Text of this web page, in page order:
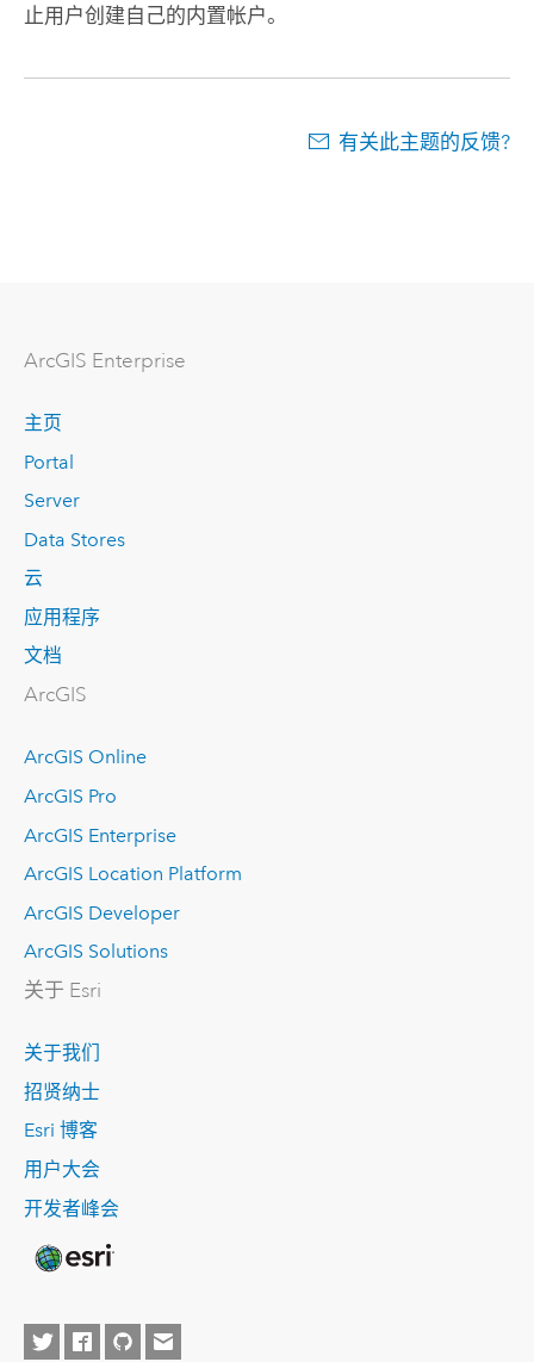
止用户创建自己的内置帐户。
有关此主题的反馈?
ArcGIS Enterprise
主页
Portal
Server
Data Stores
云
应用程序
文档
ArcGIS
ArcGIS Online
ArcGIS Pro
ArcGIS Enterprise
ArcGIS Location Platform
ArcGIS Developer
ArcGIS Solutions
关于 Esri
关于我们
招贤纳士
Esri 博客
用户大会
开发者峰会